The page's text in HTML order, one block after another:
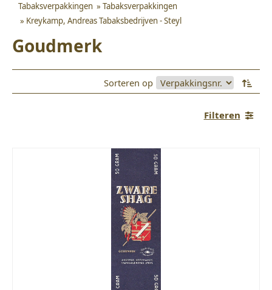
Tabaksverpakkingen » Tabaksverpakkingen
» Kreykamp, Andreas Tabaksbedrijven - Steyl
Goudmerk
Sorteren op
Filteren